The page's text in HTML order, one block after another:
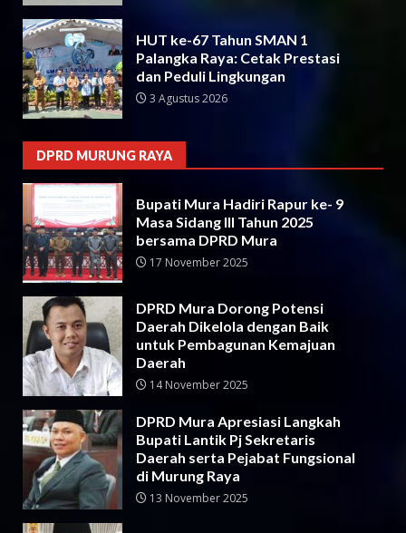
HUT ke-67 Tahun SMAN 1
Palangka Raya: Cetak Prestasi
dan Peduli Lingkungan
3 Agustus 2026
DPRD MURUNG RAYA
Bupati Mura Hadiri Rapur ke- 9
Masa Sidang III Tahun 2025
bersama DPRD Mura
17 November 2025
DPRD Mura Dorong Potensi
Daerah Dikelola dengan Baik
untuk Pembagunan Kemajuan
Daerah
14 November 2025
DPRD Mura Apresiasi Langkah
Bupati Lantik Pj Sekretaris
Daerah serta Pejabat Fungsional
di Murung Raya
13 November 2025